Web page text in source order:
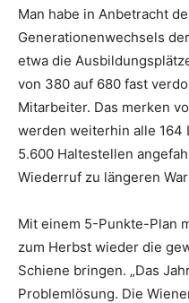
Man habe in Anbetracht
Generationenwechsels
etwa die
von 380 auf 680 fast
Mitarbeiter. Das merken
werden weiterhin alle
5.600 Haltestellen
Wiederruf zu längeren
Mit einem 5-Punkte-Plan
zum Herbst wieder die
Schiene bringen. „Das
Problemlösung. Die